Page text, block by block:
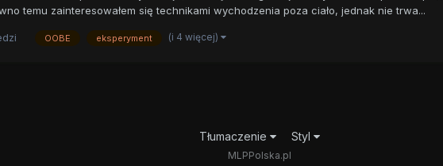
temu zainteresowałem się technikami wychodzenia poza ciało, jednak nie trwa...
OOBE eksperyment (i 4 więcej)
Tłumaczenie Styl
MLPPolska.pl